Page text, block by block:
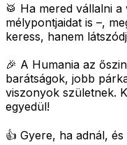
🥁 Ha mered vállalni a
mélypontjaidat is –,
keress, hanem
🎉 A Humania az
barátságok, jobb
viszonyok születnek.
egyedül!
👍 Gyere, ha adnál,